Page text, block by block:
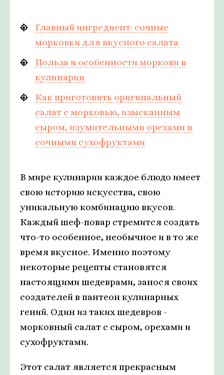
Главный ингредиент: сочные
морковки для вкусного салата
Польза и особенности моркови в
кулинарии
Как приготовить оригинальный
салат с морковью, изысканным
сыром, изумительными орехами и
сочными сухофруктами
В мире кулинарии каждое блюдо имеет
свою историю искусства, свою
уникальную комбинацию вкусов.
Каждый шеф-повар стремится создать
что-то особенное, необычное и в то же
время вкусное. Именно поэтому
некоторые рецепты становятся
настоящими шедеврами, занося своих
создателей в пантеон кулинарных
гений. Один из таких шедевров -
морковный салат с сыром, орехами и
сухофруктами.
Этот салат является прекрасным